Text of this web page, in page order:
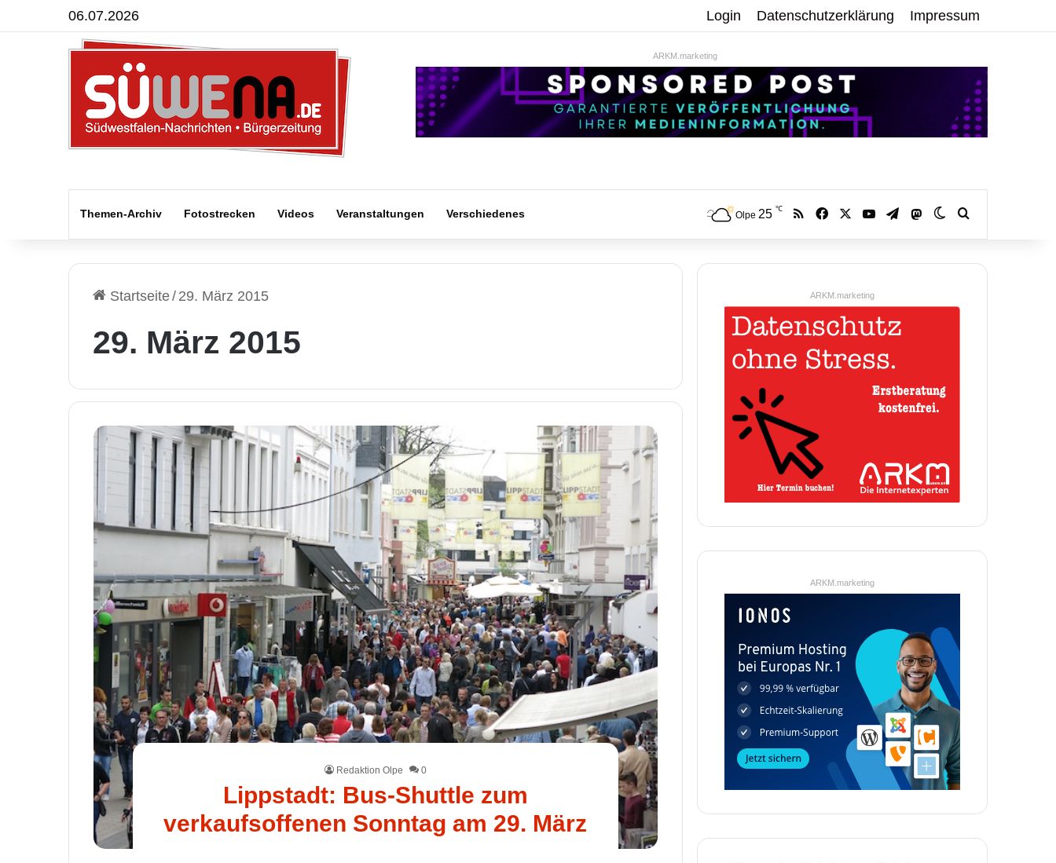
06.07.2026 Login Datenschutzerklärung Impressum
ARKM.marketing
Themen-Archiv Fotostrecken Videos Veranstaltungen Verschiedenes Olpe 25 ℃ RSS Facebook YouTubeTelegramMastodonSkin umschalten
Startseite/ 29. März 2015
29. März 2015
Redaktion Olpe 0
Lippstadt: Bus-Shuttle zum
verkaufsoffenen Sonntag am 29. März
ARKM.marketing
ARKM.marketing